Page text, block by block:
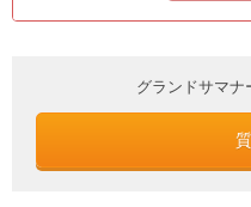
グランドサマナ